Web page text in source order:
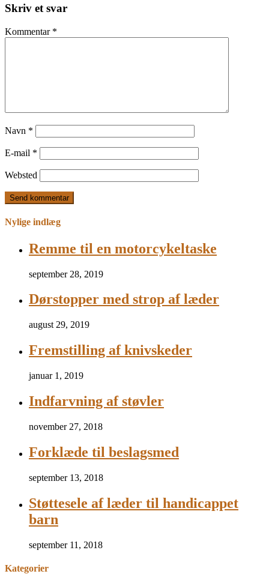
Skriv et svar
Kommentar *
Navn *
E-mail *
Websted
Nylige indlæg
Remme til en motorcykeltaske
september 28, 2019
Dørstopper med strop af læder
august 29, 2019
Fremstilling af knivskeder
januar 1, 2019
Indfarvning af støvler
november 27, 2018
Forklæde til beslagsmed
september 13, 2018
Støttesele af læder til handicappet
barn
september 11, 2018
Kategorier